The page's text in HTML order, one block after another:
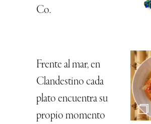
Co.
Frente al mar, en
Clandestino cada
plato encuentra su
propio momento